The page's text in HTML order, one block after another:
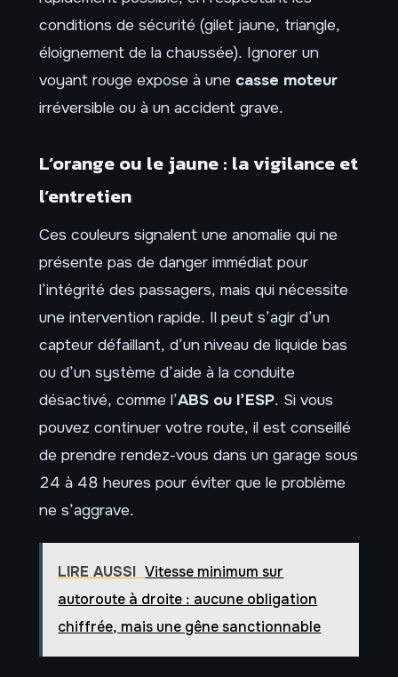
conditions de sécurité (gilet jaune, triangle,
éloignement de la chaussée). Ignorer un
voyant rouge expose à une casse moteur
irréversible ou à un accident grave.
L’orange ou le jaune : la vigilance et
l’entretien
Ces couleurs signalent une anomalie qui ne
présente pas de danger immédiat pour
l’intégrité des passagers, mais qui nécessite
une intervention rapide. Il peut s’agir d’un
capteur défaillant, d’un niveau de liquide bas
ou d’un système d’aide à la conduite
désactivé, comme l’ABS ou l’ESP. Si vous
pouvez continuer votre route, il est conseillé
de prendre rendez-vous dans un garage sous
24 à 48 heures pour éviter que le problème
ne s’aggrave.
LIRE AUSSI Vitesse minimum sur
autoroute à droite : aucune obligation
chiffrée, mais une gêne sanctionnable